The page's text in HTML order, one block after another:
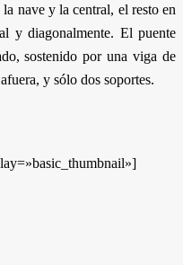
nave y la central, el resto en
y diagonalmente. El puente
sostenido por una viga de
y sólo dos soportes.